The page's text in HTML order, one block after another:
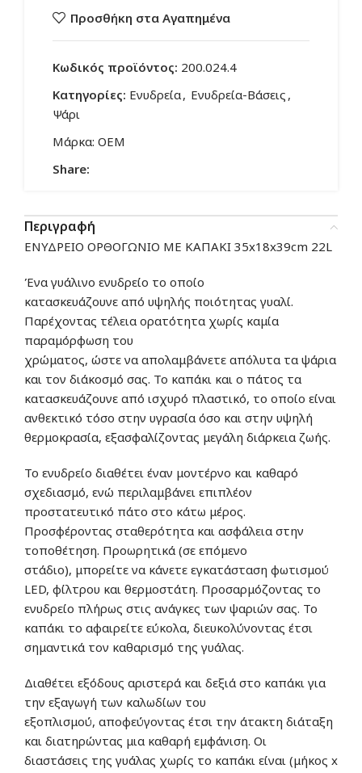
Προσθήκη στα Αγαπημένα
Κωδικός προϊόντος: 200.024.4
Κατηγορίες: Ενυδρεία, Ενυδρεία-Βάσεις ,
Ψάρι
Μάρκα: OEM
Share:
Περιγραφή
ΕΝΥΔΡΕΙΟ ΟΡΘΟΓΩΝΙΟ ΜΕ ΚΑΠΑΚΙ 35x18x39cm 22L
Ένα γυάλινο ενυδρείο το οποίο
κατασκευάζουνε από υψηλής ποιότητας γυαλί.
Παρέχοντας τέλεια ορατότητα χωρίς καμία
παραμόρφωση του
χρώματος, ώστε νααπολαμβάνετε απόλυτα τα ψάρια
και τον διάκοσμό σας. Το καπάκι και ο πάτος τα
κατασκευάζουνε από ισχυρό πλαστικό, το οποίο είναι
ανθεκτικό τόσο στην υγρασία όσο και στην υψηλή
θερμοκρασία, εξασφαλίζοντας μεγάλη διάρκεια ζωής.
Το ενυδρείο διαθέτει έναν μοντέρνο και καθαρό
σχεδιασμό, ενώ περιλαμβάνει επιπλέον
προστατευτικό πάτο στο κάτω μέρος.
Προσφέροντας σταθερότητα και ασφάλεια στην
τοποθέτηση. Προωρητικά(σε επόμενο
στάδιο), μπορείτε να κάνετε εγκατάσταση φωτισμού
LED, φίλτρου και θερμοστάτη. Προσαρμόζοντας το
ενυδρείο πλήρως στις ανάγκες των ψαριών σας. Το
καπάκι το αφαιρείτε εύκολα, διευκολύνοντας έτσι
σημαντικά τον καθαρισμό της γυάλας.
Διαθέτει εξόδους αριστερά και δεξιά στο καπάκι για
την εξαγωγή των καλωδίων του
εξοπλισμού, αποφεύγοντας έτσι την άτακτη διάταξη
και διατηρώντας μια καθαρή εμφάνιση. Οι
διαστάσεις της γυάλας χωρίς το καπάκι είναι (μήκος x